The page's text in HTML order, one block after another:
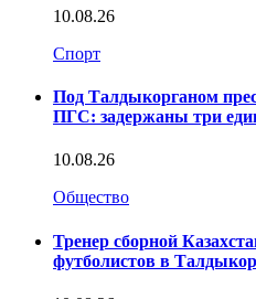
10.08.26
Спорт
Под Талдыкорганом
ПГС: задержаны три
10.08.26
Общество
Тренер сборной
футболистов в